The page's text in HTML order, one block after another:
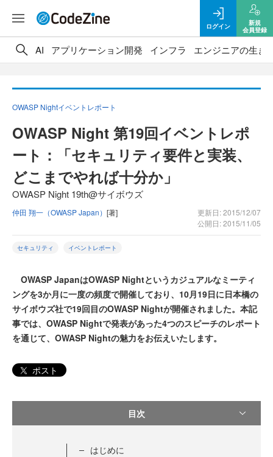
ログイン
新規
会員登録
AI アプリケーション開発 インフラ エンジニアの生き
OWASP Nightイベントレポート
OWASP Night 第19回イベントレポ
ート：「セキュリティ要件と実装、
どこまでやれば十分か」
OWASP Night 19th@サイボウズ
仲田 翔一（OWASP Japan） [著]
更新日: 2015/12/07
公開日: 2015/11/05
セキュリティ イベントレポート
OWASP JapanはOWASP Nightというカジュアルなミーティ
ングを3か月に一度の頻度で開催しており、10月19日に日本橋の
サイボウズ社で19回目のOWASP Nightが開催されました。本記
事では、OWASP Nightで発表があった4つのスピーチのレポート
を通じて、OWASP Nightの魅力をお伝えいたします。
ポスト
目次
はじめに